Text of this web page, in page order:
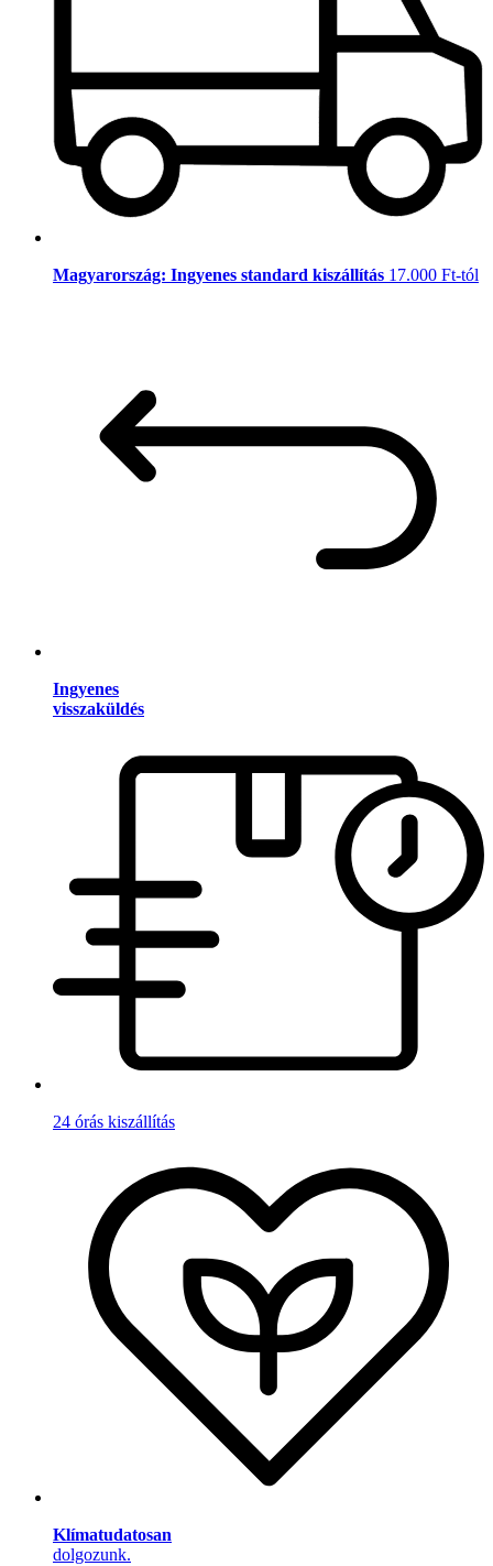
Magyarország: Ingyenes standard kiszállítás 17.000 Ft-tól
Ingyenes
visszaküldés
24 órás kiszállítás
Klímatudatosan
dolgozunk.